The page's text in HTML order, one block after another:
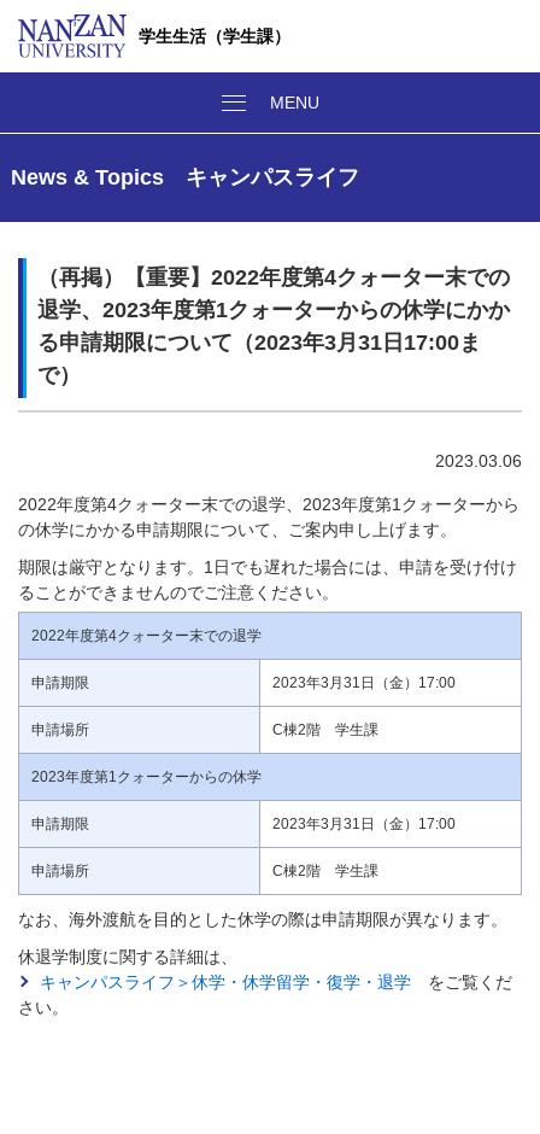
学生生活（学生課）
News & Topics キャンパスライフ
（再掲）【重要】2022年度第4クォーター末での
退学、2023年度第1クォーターからの休学にかか
る申請期限について（2023年3月31日17:00ま
で）
2023.03.06
2022年度第4クォーター末での退学、2023年度第1クォーターから
の休学にかかる申請期限について、ご案内申し上げます。
期限は厳守となります。1日でも遅れた場合には、申請を受け付け
ることができませんのでご注意ください。
2022年度第4クォーター末での退学
申請期限 2023年3月31日（金）17:00
申請場所 C棟2階 学生課
2023年度第1クォーターからの休学
申請期限 2023年3月31日（金）17:00
申請場所 C棟2階 学生課
なお、海外渡航を目的とした休学の際は申請期限が異なります。
休退学制度に関する詳細は、
キャンパスライフ＞休学・休学留学・復学・退学 をご覧くだ
さい。